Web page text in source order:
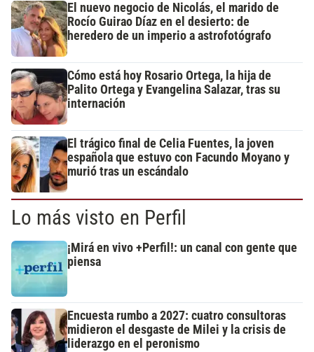
El nuevo negocio de Nicolás, el marido de
Rocío Guirao Díaz en el desierto: de
heredero de un imperio a astrofotógrafo
Cómo está hoy Rosario Ortega, la hija de
Palito Ortega y Evangelina Salazar, tras su
internación
El trágico final de Celia Fuentes, la joven
española que estuvo con Facundo Moyano y
murió tras un escándalo
Lo más visto en Perfil
¡Mirá en vivo +Perfil!: un canal con gente que
piensa
Encuesta rumbo a 2027: cuatro consultoras
midieron el desgaste de Milei y la crisis de
liderazgo en el peronismo